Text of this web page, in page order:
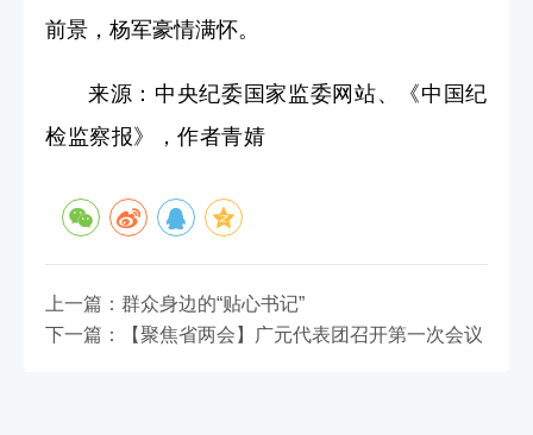
前景，杨军豪情满怀。
来源： 中央纪委国家监委网站、《中国纪
检监察报》，作者青婧
上一篇：群众身边的“贴心书记”
下一篇：【聚焦省两会】广元代表团召开第一次会议